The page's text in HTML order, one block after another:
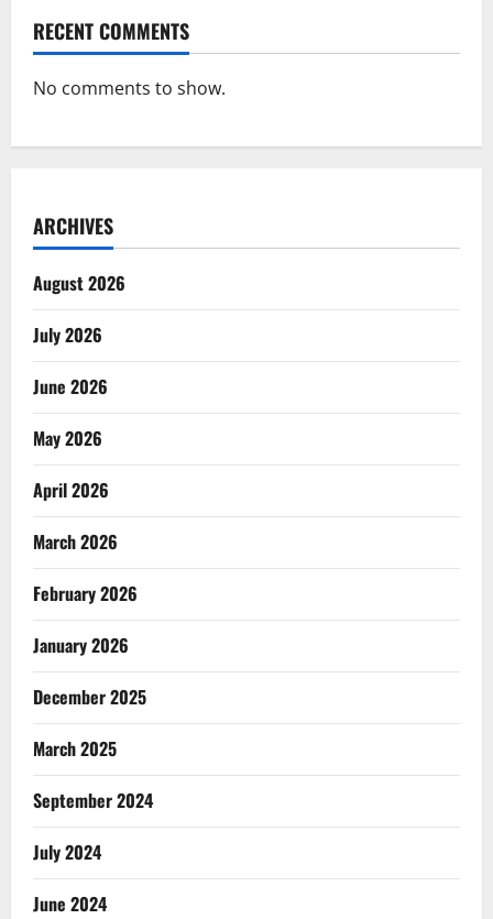
RECENT COMMENTS
No comments to show.
ARCHIVES
August 2026
July 2026
June 2026
May 2026
April 2026
March 2026
February 2026
January 2026
December 2025
March 2025
September 2024
July 2024
June 2024